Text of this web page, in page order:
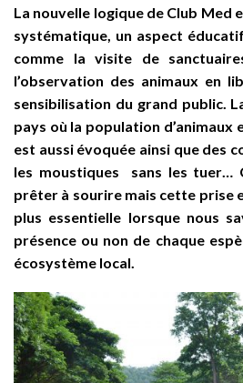
La nouvelle logique de Club Med
systématique, un aspect
comme la visite de
l’observation des animaux en
sensibilisation du grand public.
pays où la population
est aussi évoquée ainsi que des
les moustiques sans les tuer…
prêter à sourire mais cette prise
plus essentielle lorsque nous
présence ou non de chaque
écosystème local.